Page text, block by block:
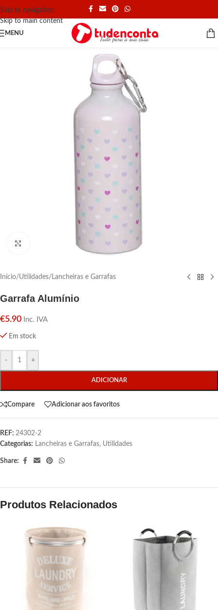
Skip to navigation
Skip to main content
MENU
Click para aumentar
Início/Utilidades/ Lancheiras e Garrafas
Garrafa Alumínio
€5.90 Inc. IVA
Em stock
- +
ADICIONAR
Compare Adicionar aos favoritos
REF: 24302-2
Categorias: Lancheiras e Garrafas, Utilidades
Share:
Produtos Relacionados